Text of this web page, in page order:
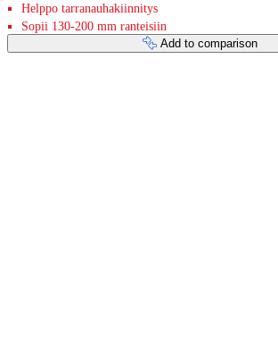
Helppo tarranauhakiinnitys
Sopii 130-200 mm ranteisiin
Add to comparison